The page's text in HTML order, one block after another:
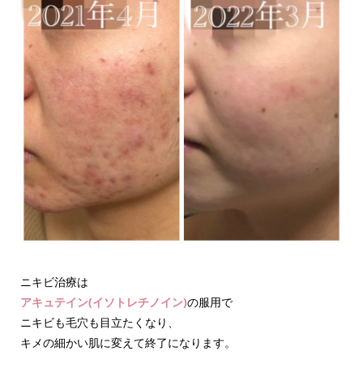
ニキビ治療は
アキュテイン(イソトレチノイン)の服用で
ニキビも毛穴も目立たくなり、
キメの細かい肌に変えて終了になります。